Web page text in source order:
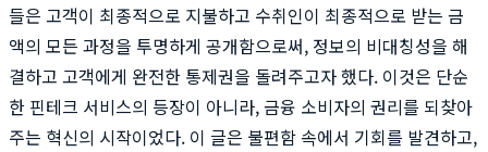
들은 고객이 최종적으로 지불하고 수취인이 최종적으로 받는 금
액의 모든 과정을 투명하게 공개함으로써, 정보의 비대칭성을 해
결하고 고객에게 완전한 통제권을 돌려주고자 했다. 이것은 단순
한 핀테크 서비스의 등장이 아니라, 금융 소비자의 권리를 되찾아
주는 혁신의 시작이었다. 이 글은 불편함 속에서 기회를 발견하고,